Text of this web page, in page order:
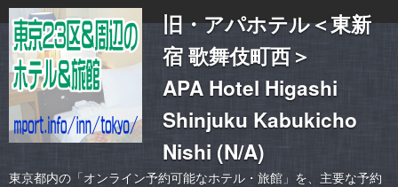
旧・アパホテル＜東新
宿 歌舞伎町西＞
APA Hotel Higashi
Shinjuku Kabukicho
Nishi (N/A)
東京都内の「オンライン予約可能なホテル・旅館」を、主要な予約